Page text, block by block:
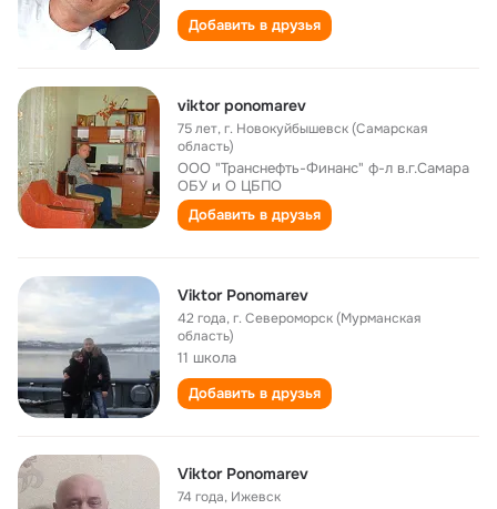
Добавить в друзья
viktor ponomarev
75 лет,г. Новокуйбышевск (Самарская
область)
ООО "Транснефть-Финанс" ф-л в.г.Самара
ОБУ и О ЦБПО
Добавить в друзья
Viktor Ponomarev
42 года,г. Североморск (Мурманская
область)
11 школа
Добавить в друзья
Viktor Ponomarev
74 года, Ижевск